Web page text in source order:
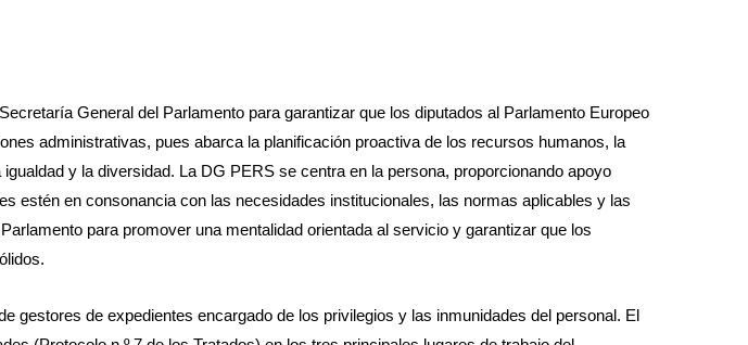
General del Parlamento para garantizar que los diputados al Parlamento Europeo
administrativas, pues abarca la planificación proactiva de los recursos humanos, la
y la diversidad. La DG PERS se centra en la persona, proporcionando apoyo
estén en consonancia con las necesidades institucionales, las normas aplicables y las
para promover una mentalidad orientada al servicio y garantizar que los
de expedientes encargado de los privilegios y las inmunidades del personal. El